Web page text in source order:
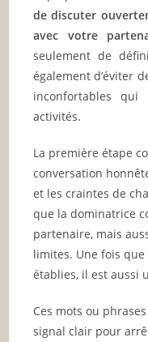
de discuter
avec votre
seulement de
également d’éviter
inconfortables
activités.
La première étape
conversation
et les craintes de
que la dominatrice
partenaire, mais
limites. Une fois
établies, il est aussi
Ces mots ou
signal clair pour